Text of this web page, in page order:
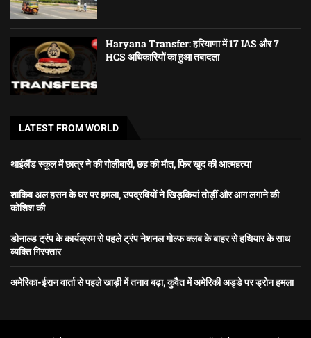
Haryana Transfer: हरियाणा में 17 IAS और 7
HCS अधिकारियों का हुआ तबादला
LATEST FROM WORLD
थाईलैंड स्कूल में छात्र ने की गोलीबारी, छह की मौत, फिर खुद की आत्महत्या
शाकिब अल हसन के घर पर हमला, उपद्रवियों ने खिड़कियां तोड़ीं और आग लगाने की
कोशिश की
डोनाल्ड ट्रंप के कार्यक्रम से पहले ट्रंप नेशनल गोल्फ क्लब के बाहर से हथियार के साथ
व्यक्ति गिरफ्तार
अमेरिका-ईरान वार्ता से पहले खाड़ी में तनाव बढ़ा, कुवैत में अमेरिकी अड्डे पर ड्रोन हमला